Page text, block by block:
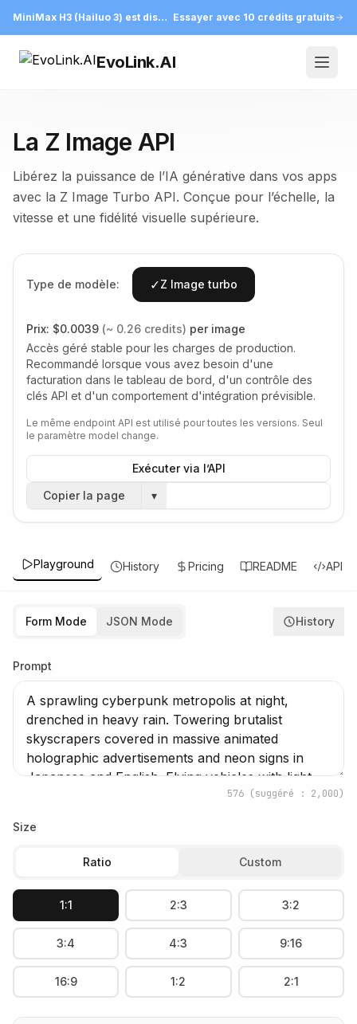
MiniMax H3 (Hailuo 3) est disponible sur EvoLink Essayer avec 10 crédits gratuits
EvoLink.AI
La Z Image API
Libérez la puissance de l’IA générative dans vos apps
avec la Z Image Turbo API. Conçue pour l’échelle, la
vitesse et une fidélité visuelle supérieure.
Type de modèle: ✓Z Image turbo
Prix: $0.0039 (~ 0.26 credits) per image
Accès géré stable pour les charges de production.
Recommandé lorsque vous avez besoin d'une
facturation dans le tableau de bord, d'un contrôle des
clés API et d'un comportement d'intégration prévisible.
Le même endpoint API est utilisé pour toutes les versions. Seul
le paramètre model change.
Exécuter via l’API
Copier la page
▾
Playground History Pricing README API
Form Mode JSON Mode History
Prompt
576 (suggéré : 2,000)
Size
Ratio Custom
1:1 2:3 3:2
3:4 4:3 9:16
16:9 1:2 2:1